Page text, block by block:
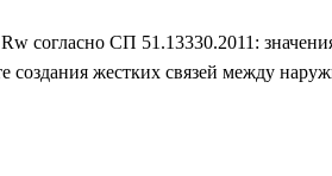
согласно СП 51.13330.2011:
создания жестких связей между